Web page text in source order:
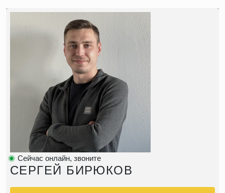
Сейчас онлайн, звоните
СЕРГЕЙ БИРЮКОВ